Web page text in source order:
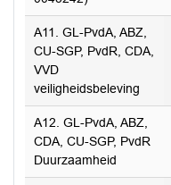
A11. GL-PvdA, ABZ,
CU-SGP, PvdR, CDA,
VVD
veiligheidsbeleving
A12. GL-PvdA, ABZ,
CDA, CU-SGP, PvdR
Duurzaamheid